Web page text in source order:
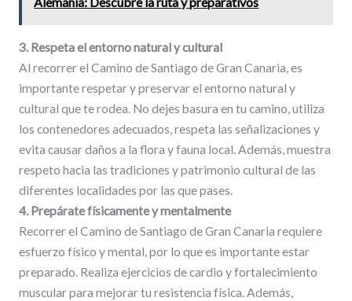
3. Respeta el entorno natural y cultural
Al recorrer el Camino de Santiago de Gran Canaria, es
importante respetar y preservar el entorno natural y
cultural que te rodea. No dejes basura en tu camino, utiliza
los contenedores adecuados, respeta las señalizaciones y
evita causar daños a la flora y fauna local. Además, muestra
respeto hacia las tradiciones y patrimonio cultural de las
diferentes localidades por las que pases.
4. Prepárate físicamente y mentalmente
Recorrer el Camino de Santiago de Gran Canaria requiere
esfuerzo físico y mental, por lo que es importante estar
preparado. Realiza ejercicios de cardio y fortalecimiento
muscular para mejorar tu resistencia física. Además,